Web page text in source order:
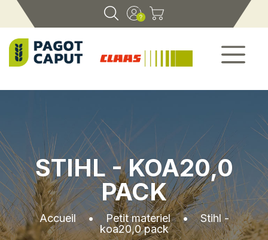
STIHL - KOA20,0
PACK
Accueil•Petit materiel•Stihl -
koa20,0 pack